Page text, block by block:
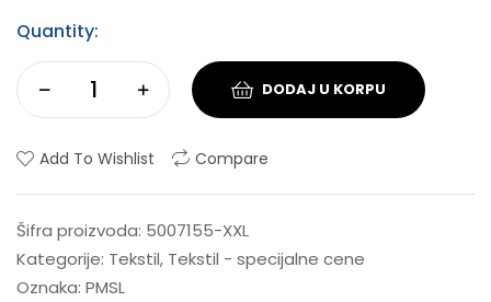
Quantity:
DODAJ U KORPU
Add To Wishlist Compare
Šifra proizvoda: 5007155-XXL
Kategorije: Tekstil, Tekstil - specijalne cene
Oznaka: PMSL